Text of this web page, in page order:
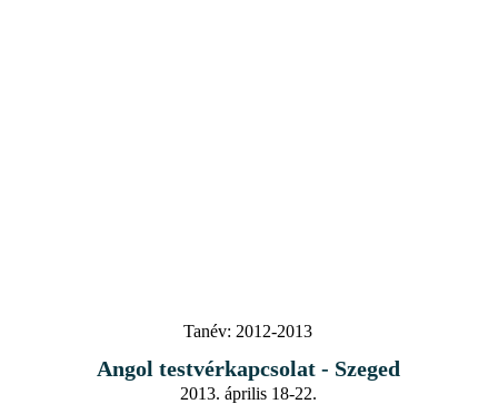
Tanév: 2012-2013
Angol testvérkapcsolat - Szeged
2013. április 18-22.